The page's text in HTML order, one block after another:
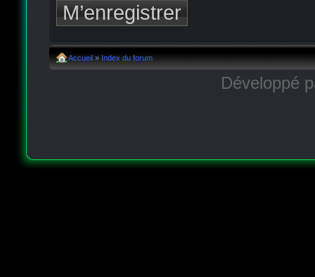
M’enregistrer
Accueil » Index du forum
Développé